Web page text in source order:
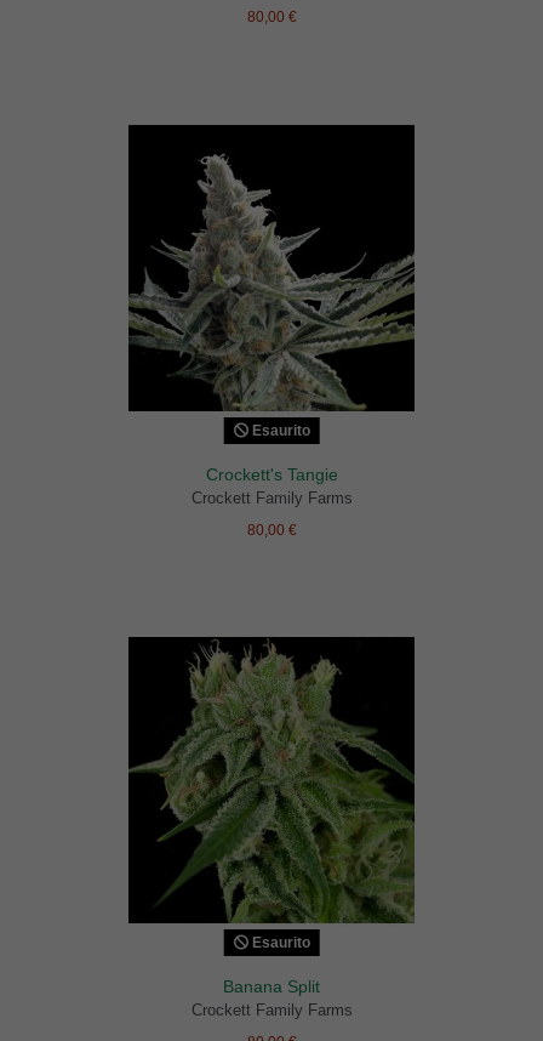
80,00 €
Esaurito
Crockett's Tangie
Crockett Family Farms
80,00 €
Esaurito
Banana Split
Crockett Family Farms